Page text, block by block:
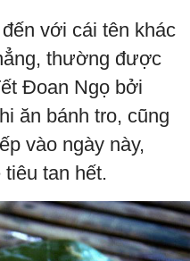
với cái tên khác
thường được
Đoan Ngọ bởi
ăn bánh tro, cũng
vào ngày này,
tan hết.